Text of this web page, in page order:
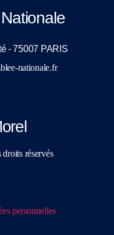
- 75007 PARIS
nationale.fr
réservés
personnelles